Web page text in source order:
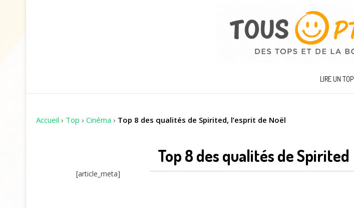
LIRE UN TOP
Accueil › Top › Cinéma › Top 8 des qualités de Spirited, l’esprit de Noël
Top 8 des qualités de Spirited
[article_meta]